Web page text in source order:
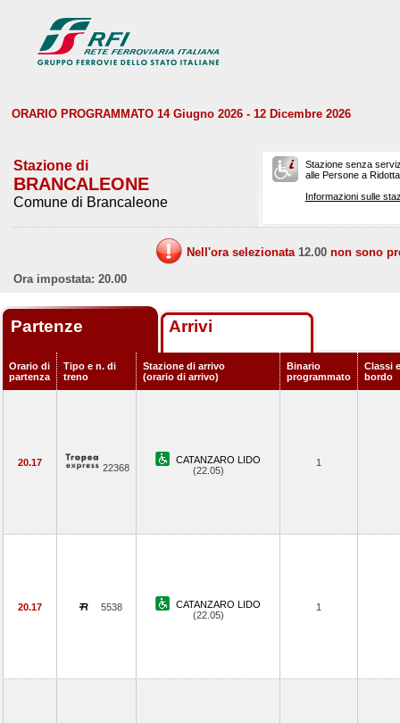
ORARIO PROGRAMMATO 14 Giugno 2026 - 12 Dicembre 2026
Stazione di
BRANCALEONE
Comune di Brancaleone
Stazione senza
alle Persone a
Informazioni sulle
Nell'ora selezionata 12.00 non sono
Ora impostata: 20.00
Partenze Arrivi
Orario di
partenza
Tipo e n. di
treno
Stazione di arrivo
(orario di arrivo)
Binario
programmato
Classi
bordo
20.17 22368
CATANZARO LIDO
(22.05)
1
20.17 5538
CATANZARO LIDO
(22.05)
1